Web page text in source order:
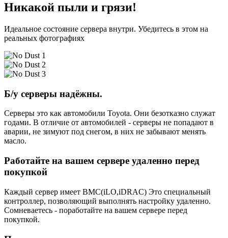
Никакой пыли и грязи!
Идеальное состояние сервера внутри. Убедитесь в этом на
реальных фотографиях
Б/у серверы надёжны.
Серверы это как автомобили Toyota. Они безотказно служат
годами. В отличие от автомобилей - серверы не попадают в
аварии, не зимуют под снегом, в них не забывают менять
масло.
Работайте на вашем сервере удаленно перед
покупкой
Каждый сервер имеет BMC(iLO,iDRAC) Это специальный
контроллер, позволяющий выполнять настройку удаленно.
Сомневаетесь - поработайте на вашем сервере перед
покупкой.